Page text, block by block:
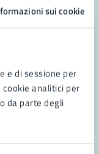
sui cookie
e di sessione per
analitici per
da parte degli